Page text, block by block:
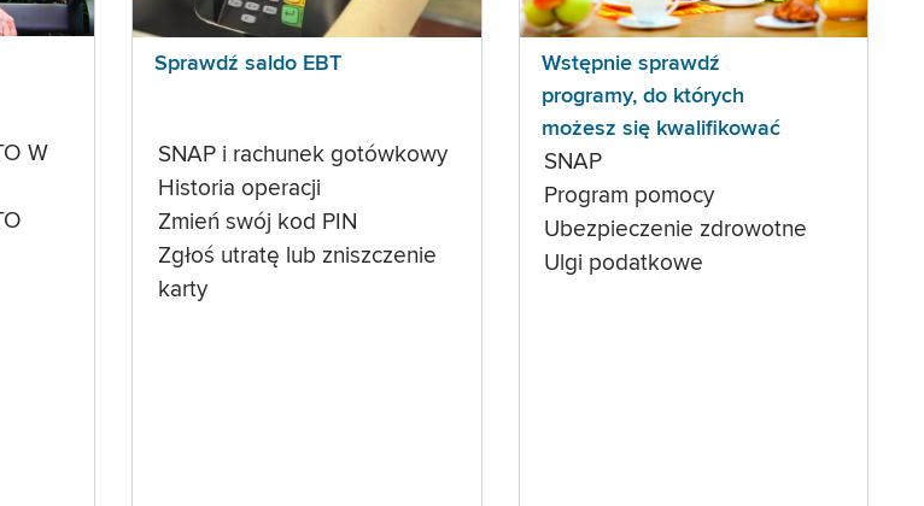
W
Sprawdź saldo EBT
SNAP i rachunek gotówkowy
Historia operacji
Zmień swój kod PIN
Zgłoś utratę lub zniszczenie
karty
Wstępnie sprawdź
programy, do których
możesz się kwalifikować
SNAP
Program pomocy
Ubezpieczenie zdrowotne
Ulgi podatkowe